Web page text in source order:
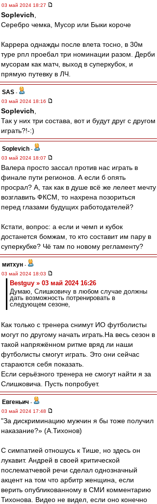
03 май 2024 18:27
Soplevich
Серебро чемка, Мусор или Быки короче
Каррера однажды после влета тосно, в 30м
туре рпл проебал три номинации разом. Дерби
мусорам как матч, выход в суперкубок, и
прямую путевку в ЛЧ.
SAS -
03 май 2024 18:16
Soplevich
Так у них три состава, вот и будут друг с другом
играть?!-:)
Soplevich -
03 май 2024 18:07
Валера просто зассал против нас играть в
финале пути регионов. А если б опять
просрал? А, так как в душе всё же лелеет мечту
возглавить ФКСМ, то нахрена позориться
перед глазами будущих работодателей?
Кстати, вопрос: а если и чемп и кубок
достанется бомжам, то кто составит им пару в
суперкубке? Чё там по новому регламенту?
митхун -
03 май 2024 18:03
Bestguy » 03 май 2024 16:26
Думаю, Слишковичу в любом случае должны
дать возможность потренировать в
следующем сезоне,
Как только с тренера снимут ИО футболисты
могут по другому начать играть.На весь сезон в
такой напряжённом ритме вряд ли наши
футболисты смогут играть. Это они сейчас
стараются себя показать.
Если серьёзного тренера не смогут найти я за
Слишковича. Пусть попробует.
Евгеньич -
03 май 2024 17:48
"За дискриминацию мужчин я бы тоже получил
наказание?» (А.Тихонов)
С симпатией отношусь к Тише, но здесь он
лукавит. Андрей в своей критической
послематчевой речи сделал однозначный
акцент на том что арбитр женщина, если
верить опубликованному в СМИ комментарию
Тихонова. Видео не видел, если оно конечно